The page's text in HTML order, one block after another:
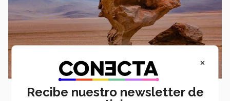
×
Recibe nuestro newsletter de